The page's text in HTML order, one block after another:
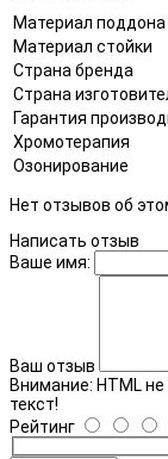
Материал поддона
Материал стойки
Страна бренда
Страна
Гарантия
Хромотерапия
Озонирование
Нет отзывов об
Написать отзыв
Ваше имя:
Ваш отзыв
Внимание: HTML
текст!
Рейтинг